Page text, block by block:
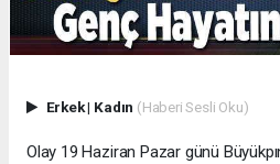
Erkek| Kadın (Haberi Sesli Oku)
Olay 19 Haziran Pazar günü